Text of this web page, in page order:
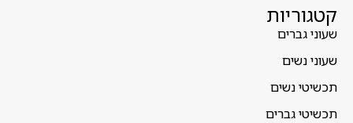
קטגוריות
שעוני גברים
שעוני נשים
תכשיטי נשים
תכשיטי גברים